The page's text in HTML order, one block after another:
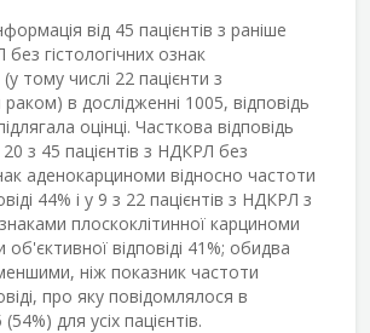
від 45 пацієнтів з раніше
гістологічних ознак
тому числі 22 пацієнти з
в дослідженні 1005, відповідь
оцінці. Часткова відповідь
20 з 45 пацієнтів з НДКРЛ без
аденокарциноми відносно частоти
44% і у 9 з 22 пацієнтів з НДКРЛ з
плоскоклітинної карциноми
відповіді 41%; обидва
ніж показник частоти
про яку повідомлялося в
для усіх пацієнтів.